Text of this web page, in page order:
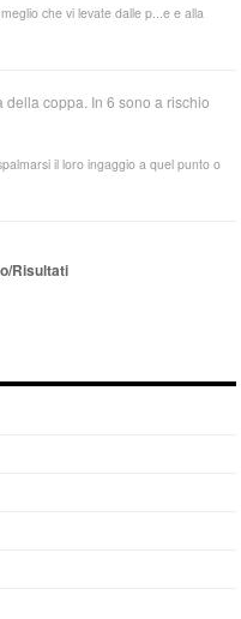
che vi levate dalle p...e e alla
della coppa. In 6 sono a rischio
il loro ingaggio a quel punto o
Risultati